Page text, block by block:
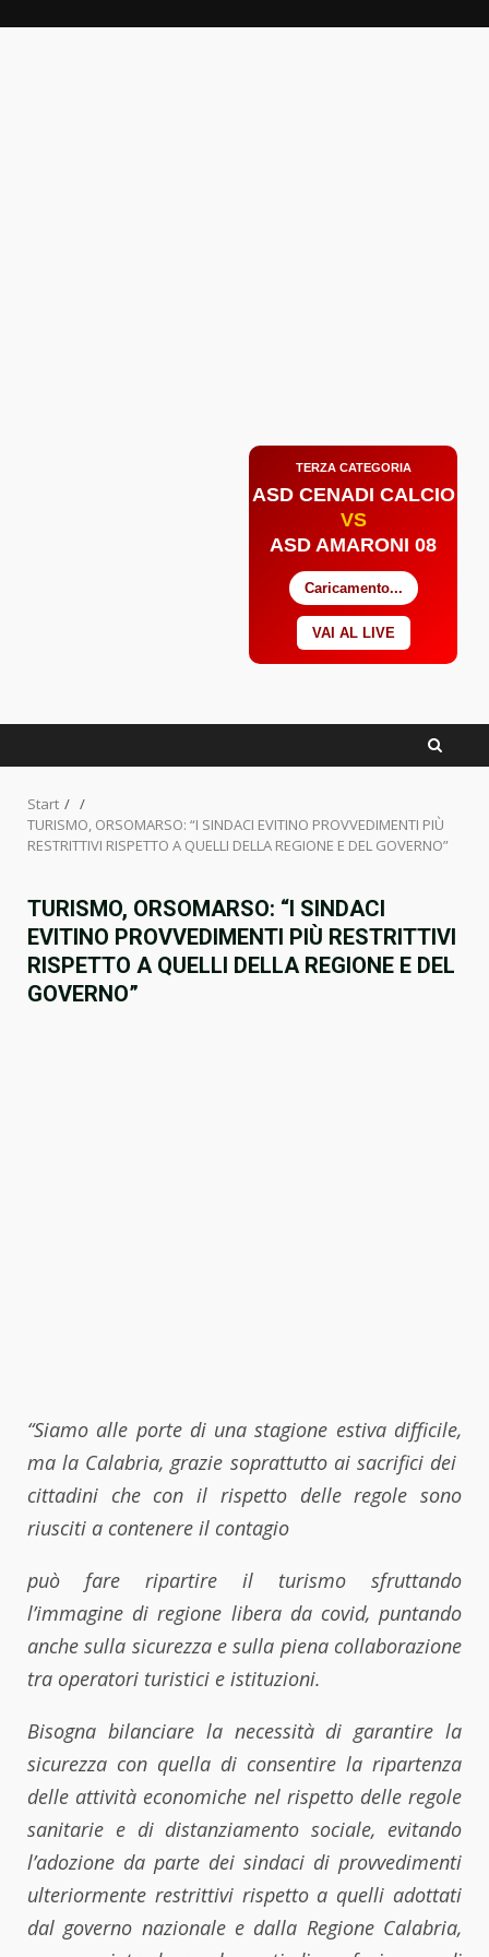
TERZA CATEGORIA
ASD CENADI CALCIO
VS
ASD AMARONI 08
Caricamento...
VAI AL LIVE
Start
TURISMO, ORSOMARSO: “I SINDACI EVITINO PROVVEDIMENTI PIÙ
RESTRITTIVI RISPETTO A QUELLI DELLA REGIONE E DEL GOVERNO”
TURISMO, ORSOMARSO: “I SINDACI
EVITINO PROVVEDIMENTI PIÙ RESTRITTIVI
RISPETTO A QUELLI DELLA REGIONE E DEL
GOVERNO”
“Siamo alle porte di una stagione estiva difficile,
ma la Calabria, grazie soprattutto ai sacrifici dei
cittadini che con il rispetto delle regole sono
riusciti a contenere il contagio
può fare ripartire il turismo sfruttando
l’immagine di regione libera da covid, puntando
anche sulla sicurezza e sulla piena collaborazione
tra operatori turistici e istituzioni.
Bisogna bilanciare la necessità di garantire la
sicurezza con quella di consentire la ripartenza
delle attività economiche nel rispetto delle regole
sanitarie e di distanziamento sociale, evitando
l’adozione da parte dei sindaci di provvedimenti
ulteriormente restrittivi rispetto a quelli adottati
dal governo nazionale e dalla Regione Calabria,